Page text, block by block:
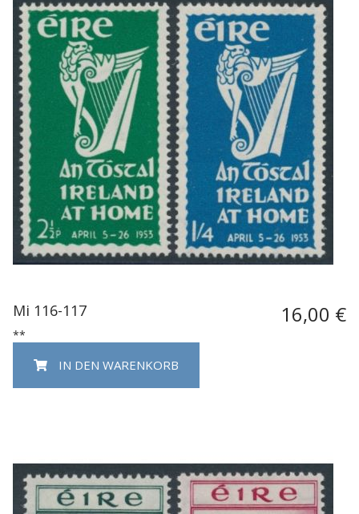
Mi 116-117 16,00 €
**
IN DEN WARENKORB